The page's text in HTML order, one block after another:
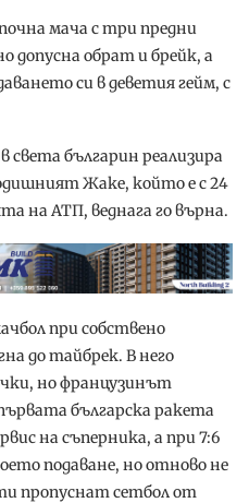
мача с три предни
допусна обрат и брейк, а
си в деветия гейм, с
българин реализира
Жаке, който е с 24
на АТП, веднага го върна.
при собствено
до тайбрек. В него
но французинът
българска ракета
на съперника, а при 7:6
подаване, но отново не
пропуснат сетбол от